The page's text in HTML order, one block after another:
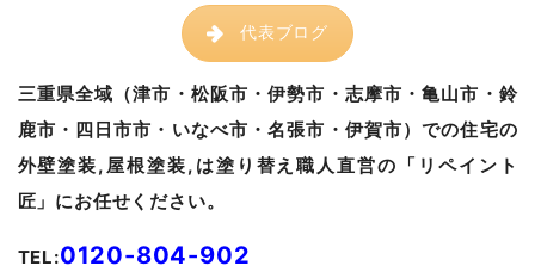
代表ブログ
三重県全域（津市・松阪市・伊勢市・志摩市・亀山市・鈴
鹿市・四日市市・いなべ市・名張市・伊賀市）での住宅の
外壁塗装,屋根塗装,は塗り替え職人直営の「リペイント
匠」にお任せください。
TEL:0120-804-902